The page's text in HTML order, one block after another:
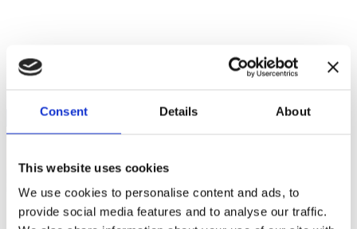
Consent Details About
This website uses cookies
We use cookies to personalise content and ads, to
provide social media features and to analyse our traffic.